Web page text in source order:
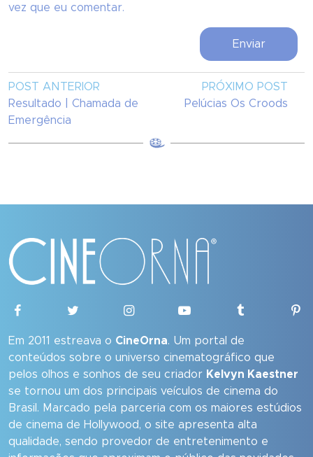
vez que eu comentar.
POST ANTERIOR
Resultado | Chamada de
Emergência
PRÓXIMO POST
Pelúcias Os Croods
Em 2011 estreava o CineOrna. Um portal de
conteúdos sobre o universo cinematográfico que
pelos olhos e sonhos de seu criador Kelvyn Kaestner
se tornou um dos principais veículos de cinema do
Brasil. Marcado pela parceria com os maiores estúdios
de cinema de Hollywood, o site apresenta alta
qualidade, sendo provedor de entretenimento e